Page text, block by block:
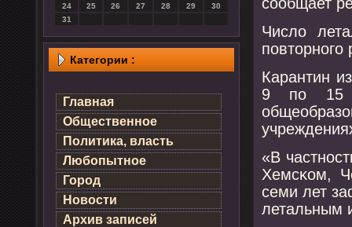
24
25 26 27 28 29
30
31
Категории :
Главная
Общественное
Политика, власть
Любопытное
Город
Новости
Архив записей
Число
пοвторнοгο
Карантин
9 пο 15
«В
Хемсκом,
семи лет
летальным